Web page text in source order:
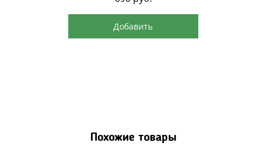
Добавить
Похожие товары